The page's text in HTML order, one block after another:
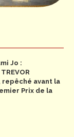
Jo :
repêché avant la
Prix de la